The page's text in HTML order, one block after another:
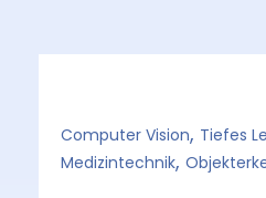
Computer Vision, Tiefes
Medizintechnik,